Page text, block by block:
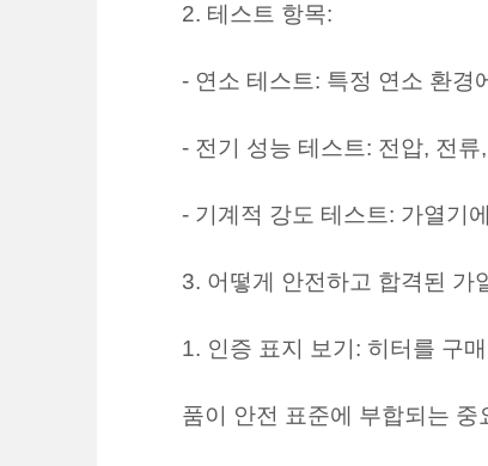
2. 테스트 항목:
- 연소 테스트: 특정 연소 환경
- 전기 성능 테스트: 전압, 전
- 기계적 강도 테스트: 가열기
3. 어떻게 안전하고 합격된 가
1. 인증 표지 보기: 히터를 구
품이 안전 표준에 부합되는 중